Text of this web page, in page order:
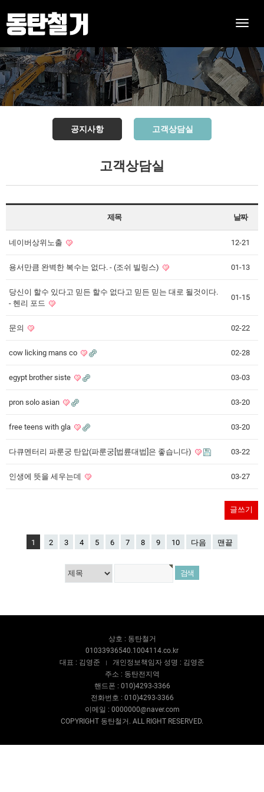
Toggle
공지사항 고객상담실
고객상담실
제목 날짜
네이버상위노출 12-21
용서만큼 완벽한 복수는 없다. - (조쉬 빌링스) 01-13
당신이 할수 있다고 믿든 할수 없다고 믿든 믿는 대로 될것이다.
- 헨리 포드
01-15
문의 02-22
cow licking mans co 02-28
egypt brother siste 03-03
pron solo asian 03-20
free teens with gla 03-20
다큐멘터리 파룬궁 탄압(파룬궁[법륜대법]은 좋습니다) 03-22
인생에 뜻을 세우는데 03-27
글쓰기
1 2 3 4 5 6 7 8 9 10 다음 맨끝
상호 : 동탄철거
01033936540.1004114.co.kr
대표 : 김영준
개인정보책임자 성명 : 김영준
주소 : 동탄전지역
핸드폰 : 010)4293-3366
전화번호 : 010)4293-3366
이메일 : 0000000@naver.com
COPYRIGHT 동탄철거. ALL RIGHT RESERVED.